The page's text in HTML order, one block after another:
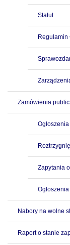
Statut
Regulamin
Zamówienia
Zapytania
Ogłoszenia
Nabory na wolne
Raport o stanie